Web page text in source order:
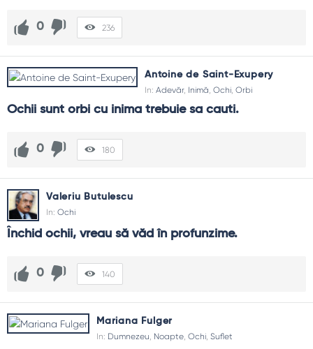
0 236
Antoine de Saint-Exupery
In: Adevăr, Inimă, Ochi, Orbi
Ochii sunt orbi cu inima trebuie sa cauti.
0 180
Valeriu Butulescu
In: Ochi
Închid ochii, vreau să văd în profunzime.
0 140
Mariana Fulger
In: Dumnezeu, Noapte, Ochi, Suflet